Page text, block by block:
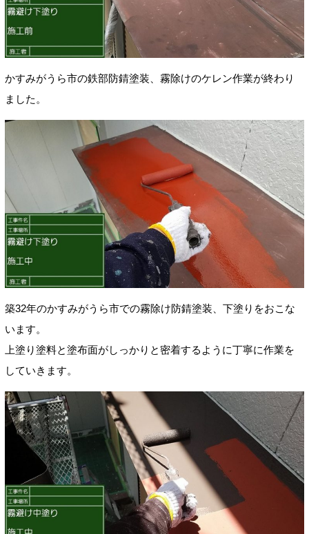
かすみがうら市の鉄部防錆塗装、霧除けのケレン作業が終わり
ました。
築32年のかすみがうら市での霧除け防錆塗装、下塗りをおこな
います。
上塗り塗料と塗布面がしっかりと密着するように丁寧に作業を
していきます。